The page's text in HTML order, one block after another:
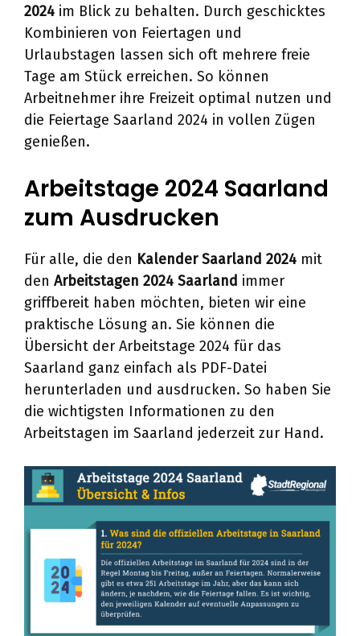
2024 im Blick zu behalten. Durch geschicktes
Kombinieren von Feiertagen und
Urlaubstagen lassen sich oft mehrere freie
Tage am Stück erreichen. So können
Arbeitnehmer ihre Freizeit optimal nutzen und
die Feiertage Saarland 2024 in vollen Zügen
genießen.
Arbeitstage 2024 Saarland
zum Ausdrucken
Für alle, die den Kalender Saarland 2024 mit
den Arbeitstagen 2024 Saarland immer
griffbereit haben möchten, bieten wir eine
praktische Lösung an. Sie können die
Übersicht der Arbeitstage 2024 für das
Saarland ganz einfach als PDF-Datei
herunterladen und ausdrucken. So haben Sie
die wichtigsten Informationen zu den
Arbeitstagen im Saarland jederzeit zur Hand.